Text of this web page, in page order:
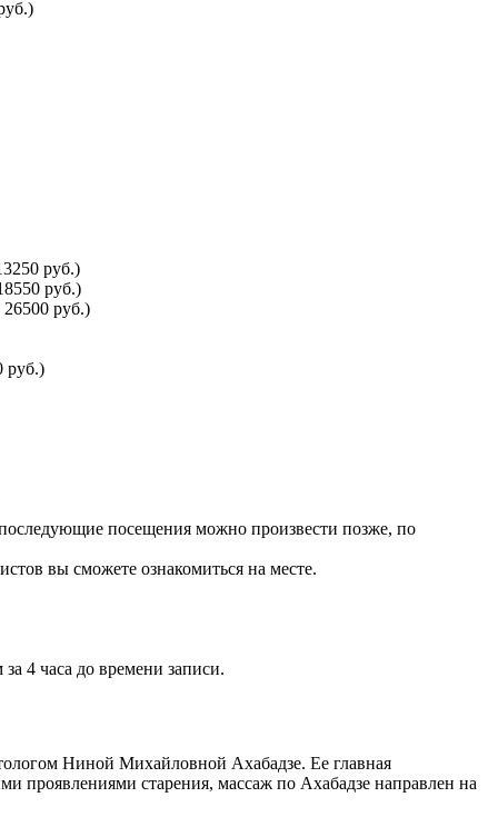
руб.)
руб.)
руб.)
руб.)
посещения можно произвести позже, по
вы сможете ознакомиться на месте.
4 часа до времени записи.
Ниной Михайловной Ахабадзе. Ее главная
проявлениями старения, массаж по Ахабадзе направлен на